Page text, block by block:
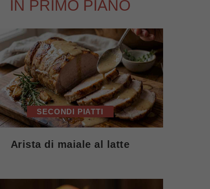
IN PRIMO PIANO
SECONDI PIATTI
Arista di maiale al latte